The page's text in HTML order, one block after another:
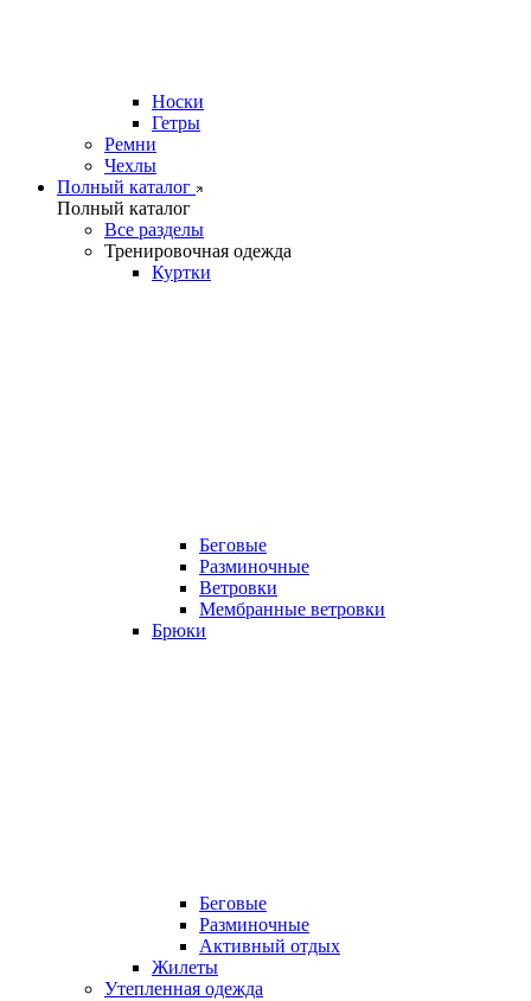
Носки
Гетры
Ремни
Чехлы
Полный каталог
Полный каталог
Все разделы
Тренировочная одежда
Куртки
Беговые
Разминочные
Ветровки
Мембранные ветровки
Брюки
Беговые
Разминочные
Активный отдых
Жилеты
Утепленная одежда